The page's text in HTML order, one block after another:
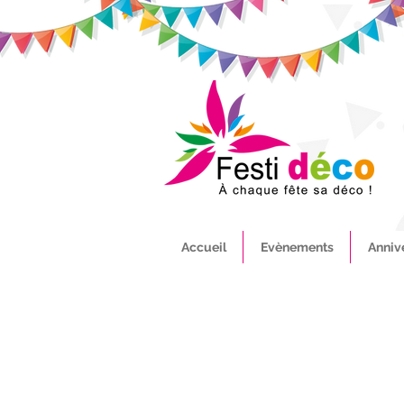
Accueil Evènements